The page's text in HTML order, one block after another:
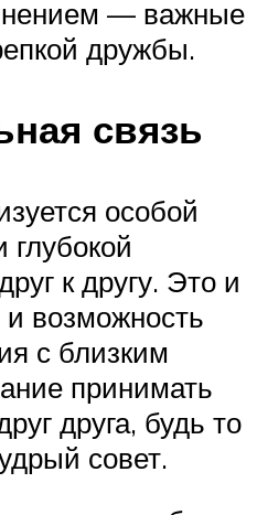
— важные
дружбы.
связь
особой
глубокой
к другу. Это и
возможность
с близким
принимать
друга, будь то
совет.